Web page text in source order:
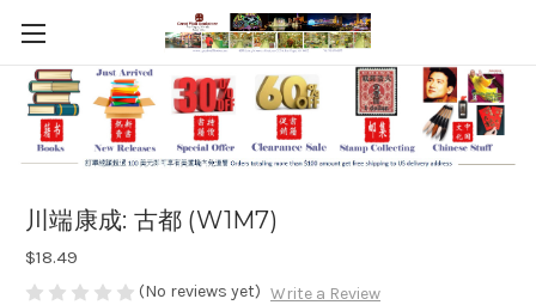
川端康成: 古都 (W1M7)
$18.49
(No reviews yet) Write a Review